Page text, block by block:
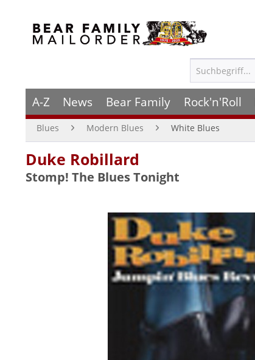
A-Z News Bear Family Rock'n'Roll
Blues Modern Blues White Blues
Duke Robillard
Stomp! The Blues Tonight